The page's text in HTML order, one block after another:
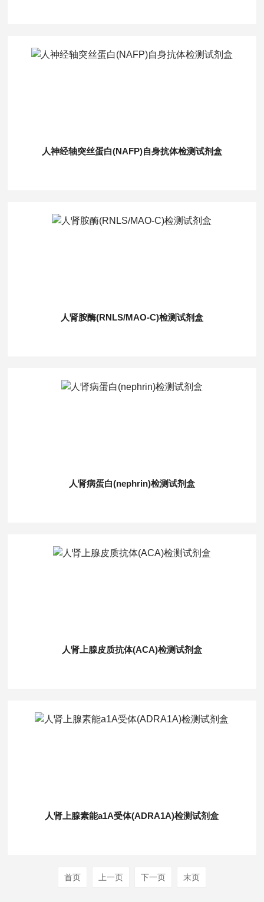
人神经轴突丝蛋白(NAFP)自身抗体检测试剂盒
人肾胺酶(RNLS/MAO-C)检测试剂盒
人肾病蛋白(nephrin)检测试剂盒
人肾上腺皮质抗体(ACA)检测试剂盒
人肾上腺素能a1A受体(ADRA1A)检测试剂盒
首页 上一页 下一页 末页